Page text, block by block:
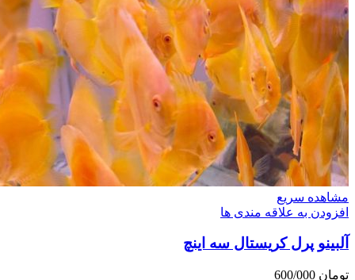
مشاهده سریع
افزودن به علاقه مندی ها
آلبینو پرل کریستال سه اینچ
تومان